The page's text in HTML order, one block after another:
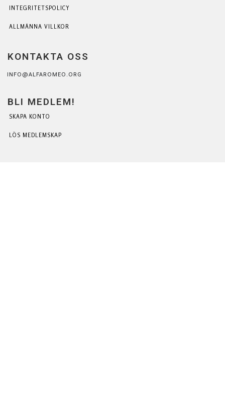
INTEGRITETSPOLICY
ALLMÄNNA VILLKOR
KONTAKTA OSS
INFO@ALFAROMEO.ORG
BLI MEDLEM!
SKAPA KONTO
LÖS MEDLEMSKAP